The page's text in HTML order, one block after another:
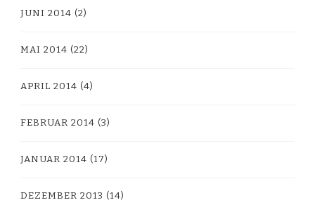
JUNI 2014 (2)
MAI 2014 (22)
APRIL 2014 (4)
FEBRUAR 2014 (3)
JANUAR 2014 (17)
DEZEMBER 2013 (14)